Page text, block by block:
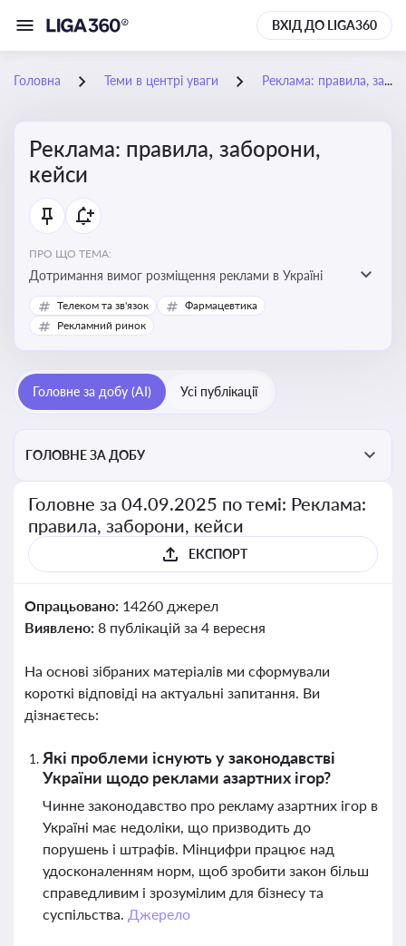
ВХІД ДО LIGA360
Головна Теми в центрі уваги Реклама: правила, заборони, кейси
Реклама: правила, заборони,
кейси
ПРО ЩО ТЕМА:
Дотримання вимог розміщення реклами в Україні
Телеком та зв'язок
Фармацевтика
Рекламний ринок
Головне за добу (AI) Усі публікації
ГОЛОВНЕ ЗА ДОБУ
Головне за 04.09.2025 по темі: Реклама:
правила, заборони, кейси
ЕКСПОРТ
Опрацьовано: 14260 джерел
Виявлено: 8 публікацій за 4 вересня
На основі зібраних матеріалів ми сформували
короткі відповіді на актуальні запитання. Ви
дізнаєтесь:
Які проблеми існують у законодавстві
України щодо реклами азартних ігор?
Чинне законодавство про рекламу азартних ігор в
Україні має недоліки, що призводить до
порушень і штрафів. Мінцифри працює над
удосконаленням норм, щоб зробити закон більш
справедливим і зрозумілим для бізнесу та
суспільства. Джерело